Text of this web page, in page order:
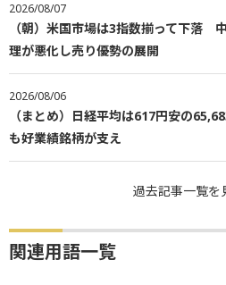
2026/08/07
（朝）米国市場は3指数揃って下落
理が悪化し売り優勢の展開
2026/08/06
（まとめ）日経平均は617円安の
も好業績銘柄が支え
過去記事一覧を
関連用語一覧